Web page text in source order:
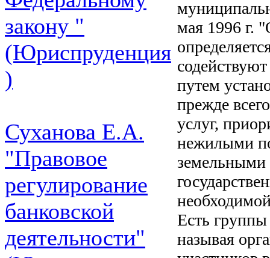
закону "
(Юриспруденция
)
Суханова Е.А.
"Правовое
регулирование
банковской
деятельности"
мая 1996 г.
путем
прежде
услуг,
нежилыми
земельными
Есть
называя